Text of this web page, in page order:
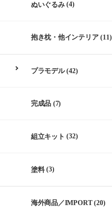
ぬいぐるみ(4)
抱き枕・他インテリア(11)
プラモデル(42)
完成品 (7)
組立キット (32)
塗料(3)
海外商品／IMPORT(20)